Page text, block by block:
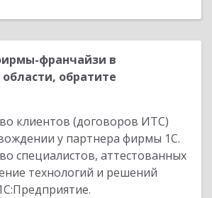
франчайзи в
обратите
клиентов (договоров ИТС)
у партнера фирмы 1С.
специалистов, аттестованных
технологий и решений